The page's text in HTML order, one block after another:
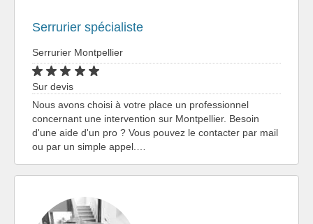
Serrurier spécialiste
Serrurier Montpellier
Sur devis
Nous avons choisi à votre place un professionnel
concernant une intervention sur Montpellier. Besoin
d'une aide d'un pro ? Vous pouvez le contacter par mail
ou par un simple appel.…